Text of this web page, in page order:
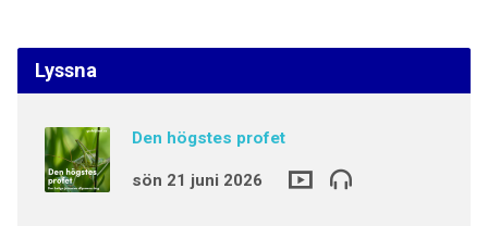
Lyssna
Den högstes profet
sön 21 juni 2026